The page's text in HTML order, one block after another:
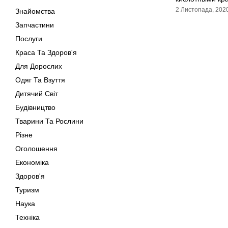
Знайомства
Запчастини
Послуги
Краса Та Здоров'я
Для Дорослих
Одяг Та Взуття
Дитячий Світ
Будівництво
Тварини Та Рослини
Різне
Оголошення
Економіка
Здоров'я
Туризм
Наука
Техніка
2 Листопада,